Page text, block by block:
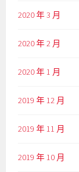
2020 年 3 月
2020 年 2 月
2020 年 1 月
2019 年 12 月
2019 年 11 月
2019 年 10 月